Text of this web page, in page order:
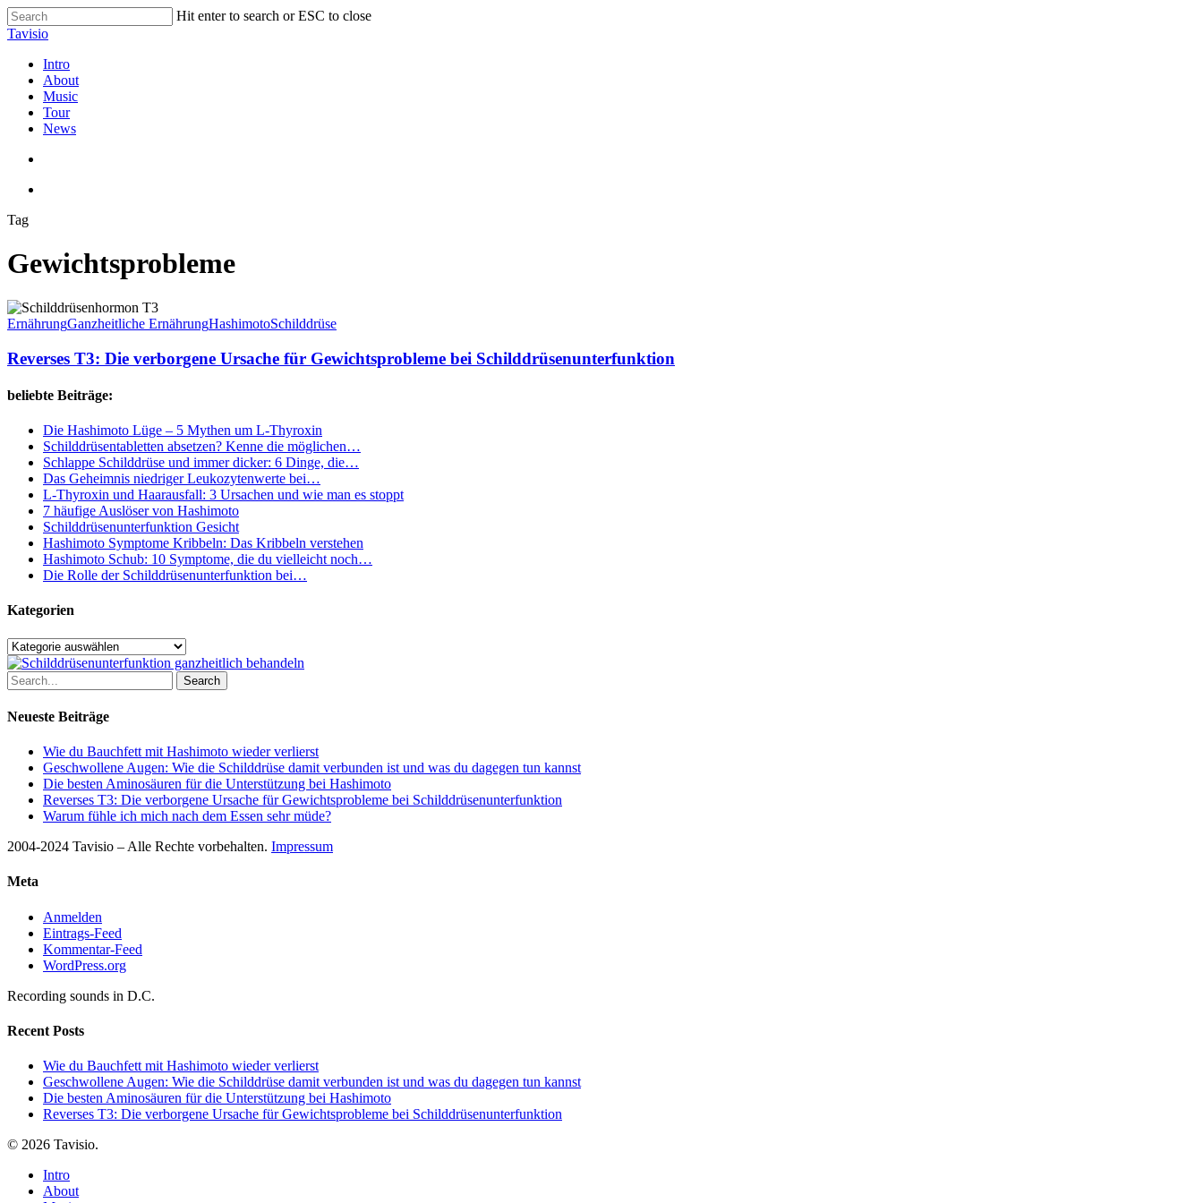
Skip
to
content
Hit enter to search or ESC to close
Close
Tavisio
search
Menu
Intro
About
Music
Tour
News
Tag
Gewichtsprobleme
Reverses
T3:
verborgene
Ursache
für
Gewichtsprobleme
Schilddrüsenunterfunktion
ErnährungGanzheitliche ErnährungHashimotoSchilddrüse
Reverses T3: Die verborgene Ursache für Gewichtsprobleme bei Schilddrüsenunterfunktion
beliebte Beiträge:
Die Hashimoto Lüge – 5 Mythen um L-Thyroxin
Schilddrüsentabletten absetzen? Kenne die möglichen…
Schlappe Schilddrüse und immer dicker: 6 Dinge, die…
Das Geheimnis niedriger Leukozytenwerte bei…
L-Thyroxin und Haarausfall: 3 Ursachen und wie man es stoppt
7 häufige Auslöser von Hashimoto
Schilddrüsenunterfunktion Gesicht
Hashimoto Symptome Kribbeln: Das Kribbeln verstehen
Hashimoto Schub: 10 Symptome, die du vielleicht noch…
Die Rolle der Schilddrüsenunterfunktion bei…
Kategorien
Kategorien
Search
Neueste Beiträge
Wie du Bauchfett mit Hashimoto wieder verlierst
Geschwollene Augen: Wie die Schilddrüse damit verbunden ist und was du dagegen tun kannst
Die besten Aminosäuren für die Unterstützung bei Hashimoto
Reverses T3: Die verborgene Ursache für Gewichtsprobleme bei Schilddrüsenunterfunktion
Warum fühle ich mich nach dem Essen sehr müde?
2004-2024 Tavisio – Alle Rechte vorbehalten. Impressum
Meta
Anmelden
Eintrags-Feed
Kommentar-Feed
WordPress.org
Recording sounds in D.C.
Recent Posts
Wie du Bauchfett mit Hashimoto wieder verlierst
Geschwollene Augen: Wie die Schilddrüse damit verbunden ist und was du dagegen tun kannst
Die besten Aminosäuren für die Unterstützung bei Hashimoto
Reverses T3: Die verborgene Ursache für Gewichtsprobleme bei Schilddrüsenunterfunktion
© 2026 Tavisio.
Close
Menu
Intro
About